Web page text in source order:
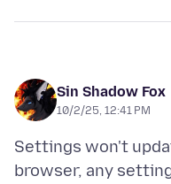
Sin Shadow Fox
10/2/25, 12:41 PM
Settings won't
browser, any